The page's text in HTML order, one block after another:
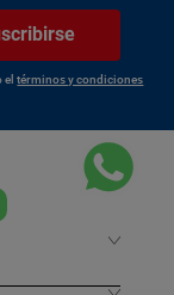
eltérminos y condiciones